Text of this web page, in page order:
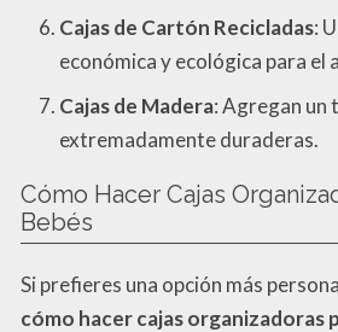
Cajas de Cartón Recicladas:
económica y ecológica para el
Cajas de Madera: Agregan un
extremadamente duraderas.
Cómo Hacer Cajas
Bebés
Si prefieres una opción más
cómo hacer cajas organizadoras